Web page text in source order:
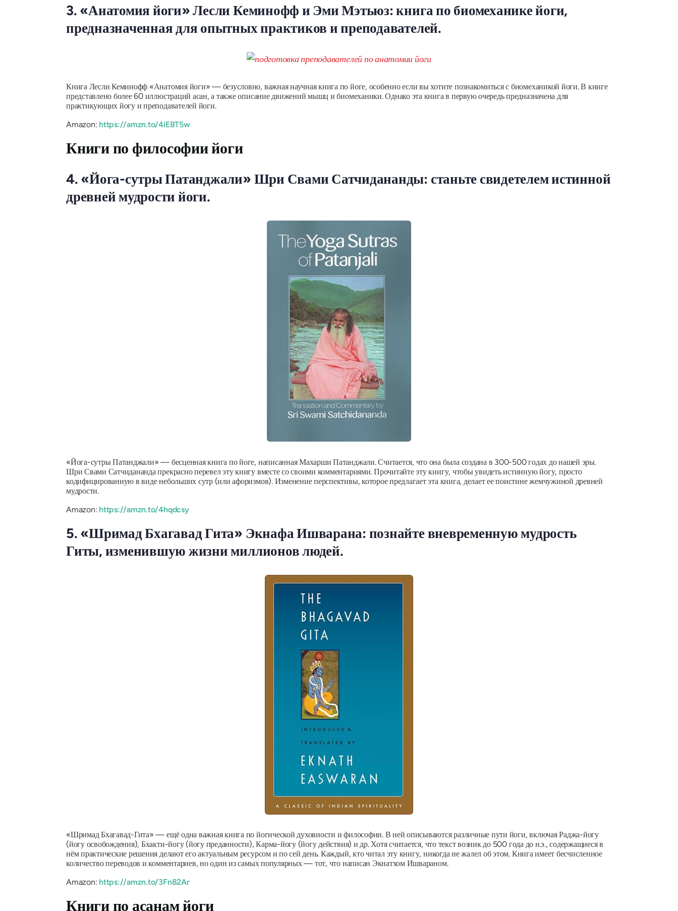
3. «Анатомия йоги» Лесли Кеминофф и Эми Мэтьюз: книга по биомеханике йоги,
предназначенная для опытных практиков и преподавателей.
Книга Лесли Кеминофф «Анатомия йоги» — безусловно, важная научная книга по йоге, особенно если вы хотите познакомиться с биомеханикой йоги. В книге
представлено более 60 иллюстраций асан, а также описание движений мышц и биомеханики. Однако эта книга в первую очередь предназначена для
практикующих йогу и преподавателей йоги.
Amazon: https://amzn.to/4iEBT5w
Книги по философии йоги
4. «Йога-сутры Патанджали» Шри Свами Сатчидананды: станьте свидетелем истинной
древней мудрости йоги.
«Йога-сутры Патанджали» — бесценная книга по йоге, написанная Махарши Патанджали. Считается, что она была создана в 300-500 годах до нашей эры.
Шри Свами Сатчидананда прекрасно перевел эту книгу вместе со своими комментариями. Прочитайте эту книгу, чтобы увидеть истинную йогу, просто
кодифицированную в виде небольших сутр (или афоризмов). Изменение перспективы, которое предлагает эта книга, делает ее поистине жемчужиной древней
мудрости.
Amazon: https://amzn.to/4hqdcsy
5. «Шримад Бхагавад Гита» Экнафа Ишварана: познайте вневременную мудрость
Гиты, изменившую жизни миллионов людей.
«Шримад Бхагавад-Гита» — ещё одна важная книга по йогической духовности и философии. В ней описываются различные пути йоги, включая Раджа-йогу
(йогу освобождения), Бхакти-йогу (йогу преданности), Карма-йогу (йогу действия) и др. Хотя считается, что текст возник до 500 года до н.э., содержащиеся в
нём практические решения делают его актуальным ресурсом и по сей день. Каждый, кто читал эту книгу, никогда не жалел об этом. Книга имеет бесчисленное
количество переводов и комментариев, но один из самых популярных — тот, что написан Экнатхом Ишвараном.
Amazon: https://amzn.to/3Fn82Ar
Книги по асанам йоги